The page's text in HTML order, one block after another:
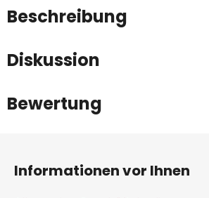
Beschreibung
Diskussion
Bewertung
Informationen vor Ihnen